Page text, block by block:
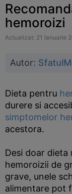
hemoroizi
Actualizat: 21 Ianuarie
Autor:
Dieta pentru
durere si
simptomelor
acestora.
Desi doar
hemoroizii de
grave, unele
alimentare pot